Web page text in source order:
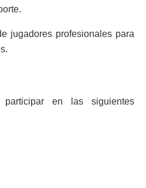
jugadores profesionales para
participar en las siguientes